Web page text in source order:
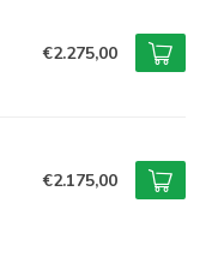
€2.275,00
€2.175,00